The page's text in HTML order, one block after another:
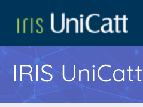
IRIS UniCatt